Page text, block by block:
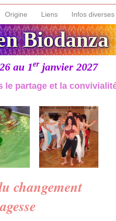
Origine Liens Infos diverses
Biodanza
au 1erjanvier 2027
le partage et la
changement